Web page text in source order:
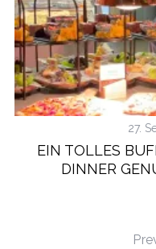
27.
EIN TOLLES
DINNER